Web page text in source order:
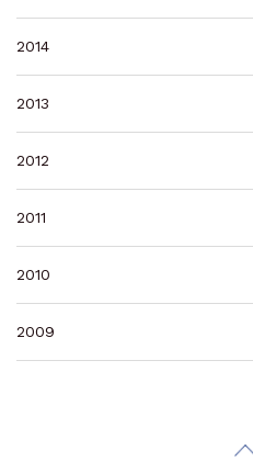
2014
2013
2012
2011
2010
2009